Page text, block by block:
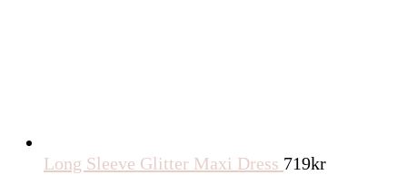
Long Sleeve Glitter Maxi Dress 719kr